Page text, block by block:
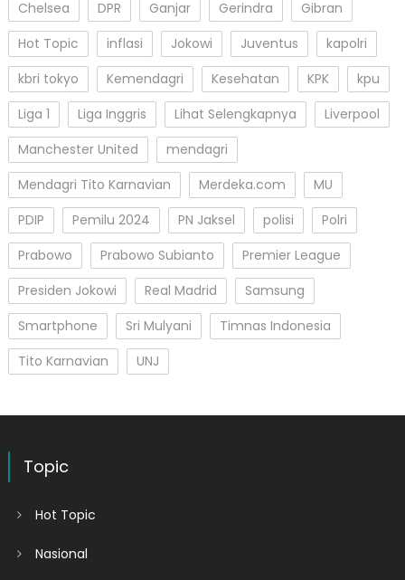
Chelsea
DPR Ganjar Gerindra
Gibran
Hot Topic
inflasi Jokowi Juventus
kapolri
kbri tokyo
Kemendagri Kesehatan KPK
kpu
Liga 1
Liga Inggris Lihat Selengkapnya
Liverpool
Manchester United
mendagri
Mendagri Tito Karnavian
Merdeka.com
MU
PDIP
Pemilu 2024 PN Jaksel polisi
Polri
Prabowo
Prabowo Subianto
Premier League
Presiden Jokowi
Real Madrid
Samsung
Smartphone
Sri Mulyani
Timnas Indonesia
Tito Karnavian
UNJ
Topic
Hot Topic
Nasional